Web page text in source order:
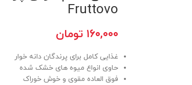
Fruttovo
۱۶۰,۰۰۰ تومان
غذایی کامل برای پرندگان دانه خوار
حاوی انواع میوه های خشک شده
فوق العاده مقوی و خوش خوراک